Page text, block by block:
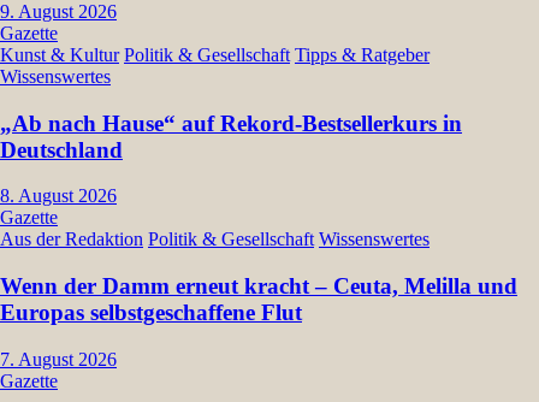
9. August 2026
Gazette
Kunst & Kultur Politik & Gesellschaft Tipps & Ratgeber
Wissenswertes
„Ab nach Hause“ auf Rekord-Bestsellerkurs in
Deutschland
8. August 2026
Gazette
Aus der Redaktion Politik & Gesellschaft Wissenswertes
Wenn der Damm erneut kracht – Ceuta, Melilla und
Europas selbstgeschaffene Flut
7. August 2026
Gazette